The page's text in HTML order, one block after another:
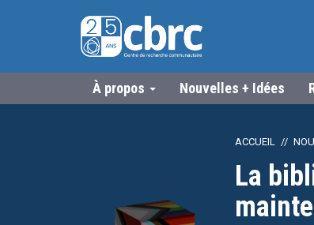
À propos Nouvelles + Idées
ACCUEIL
La